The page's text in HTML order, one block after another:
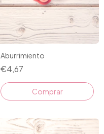
Aburrimiento
€4,67
Comprar